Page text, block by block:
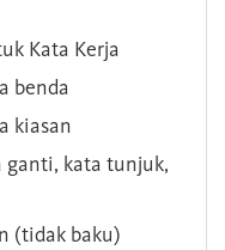
Kata Kerja
benda
kiasan
ganti, kata tunjuk,
(tidak baku)